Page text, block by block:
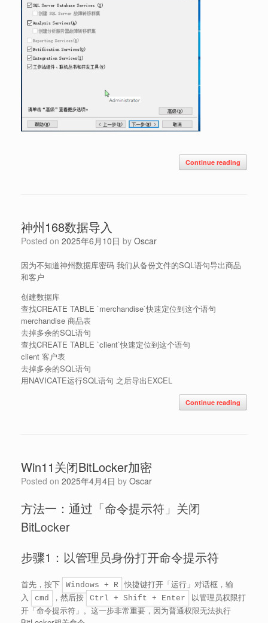
Continue reading
神州168数据导入
Posted on 2025年6月10日 by Oscar
因为不知道神州数据库密码 我们从备份文件的SQL语句导出商品
和客户
创建数据库
查找CREATE TABLE `merchandise`快速定位到这个语句
merchandise 商品表
去掉多余的SQL语句
查找CREATE TABLE `client`快速定位到这个语句
client 客户表
去掉多余的SQL语句
用NAVICATE运行SQL语句 之后导出EXCEL
Continue reading
Win11关闭BitLocker加密
Posted on 2025年4月4日 by Oscar
方法一：通过「命令提示符」关闭
BitLocker
步骤1：以管理员身份打开命令提示符
首先，按下 Windows + R
快捷键打开「运行」对话框，输
入
cmd ，然后按 Ctrl + Shift + Enter
以管理员权限打
开「命令提示符」。这一步非常重要，因为普通权限无法执行